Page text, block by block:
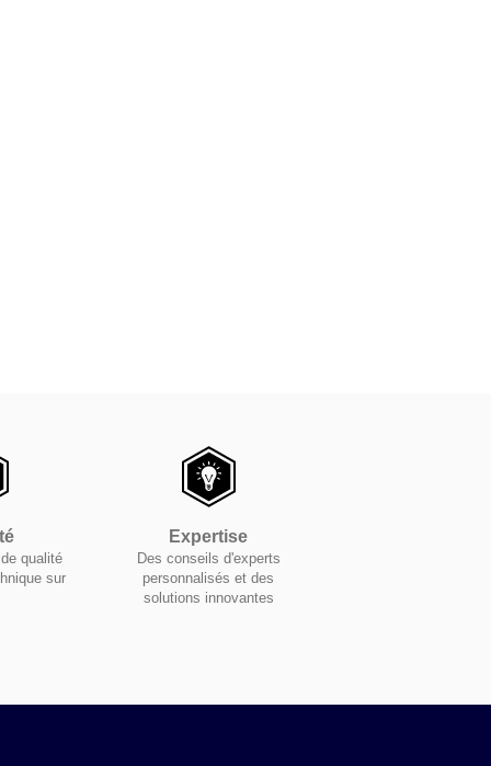
qualité
sur
Expertise
Des conseils d'experts
personnalisés et des
solutions innovantes